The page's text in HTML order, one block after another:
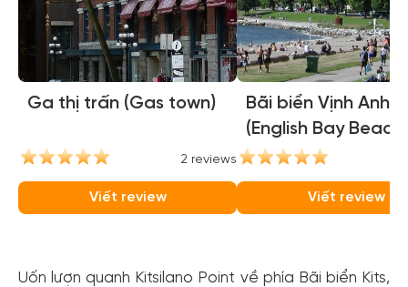
Ga thị trấn (Gas town)
2 reviews
Viết review
Bãi biển Vịnh Anh
(English Bay Beach)
Viết review
Uốn lượn quanh Kitsilano Point về phía Bãi biển Kits,